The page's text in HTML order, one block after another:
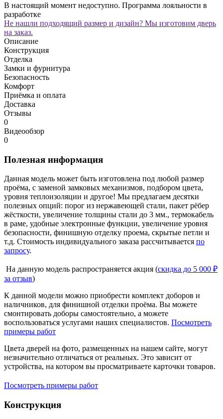
В настоящий момент недоступно. Программа лояльности в
разработке
Не нашли подходящий размер и дизайн? Мы изготовим дверь
на заказ.
Описание
Конструкция
Отделка
Замки и фурнитура
Безопасность
Комфорт
Приёмка и оплата
Доставка
Отзывы
0
Видеообзор
0
Полезная информация
Данная модель может быть изготовлена под любой размер
проёма, с заменой замковых механизмов, подбором цвета,
уровня теплоизоляции и другое! Мы предлагаем десятки
полезных опций: порог из нержавеющей стали, пакет рёбер
жёсткости, увеличение толщины стали до 3 мм., термокабель
в раме, удобные электронные функции, увеличение уровня
безопасности, финишную отделку проема, скрытые петли и
т.д. Стоимость индивидуального заказа рассчитывается по
запросу.
На данную модель распространяется акция (скидка до 5 000 ₽
за отзыв)
К данной модели можно приобрести комплект доборов и
наличников, для финишной отделки проёма. Вы можете
смонтировать доборы самостоятельно, а можете
воспользоваться услугами наших специалистов. Посмотреть
примеры работ
Цвета дверей на фото, размещенных на нашем сайте, могут
незначительно отличаться от реальных. Это зависит от
устройства, на котором вы просматриваете карточки товаров.
Посмотреть примеры работ
Конструкция